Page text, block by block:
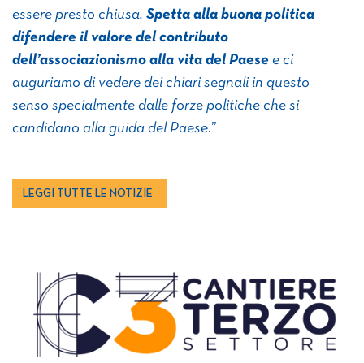
essere presto chiusa. Spetta alla buona politica
difendere il valore del contributo
dell’associazionismo alla vita del Paese e ci
auguriamo di vedere dei chiari segnali in questo
senso specialmente dalle forze politiche che si
candidano alla guida del Paese.”
LEGGI TUTTE LE NOTIZIE